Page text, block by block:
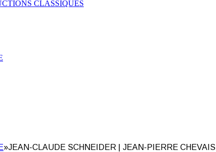
CLASSIQUES
»JEAN-CLAUDE SCHNEIDER | JEAN-PIERRE CHEVAIS